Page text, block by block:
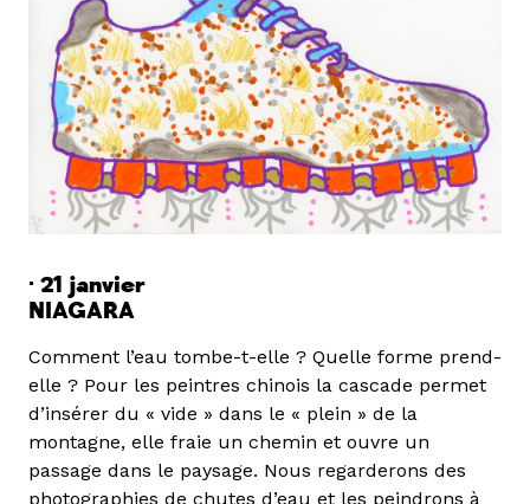
· 21 janvier
NIAGARA
Comment l’eau tombe-t-elle ? Quelle forme prend-
elle ? Pour les peintres chinois la cascade permet
d’insérer du « vide » dans le « plein » de la
montagne, elle fraie un chemin et ouvre un
passage dans le paysage. Nous regarderons des
photographies de chutes d’eau et les peindrons à